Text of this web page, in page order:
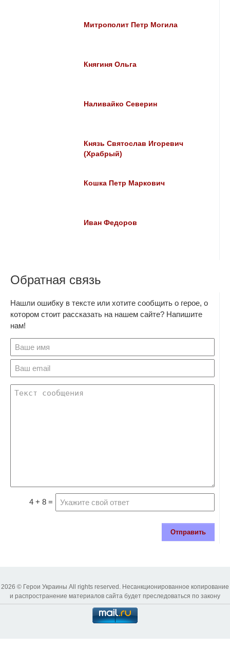
Митрополит Петр Могила
Княгиня Ольга
Наливайко Северин
Князь Святослав Игоревич
(Храбрый)
Кошка Петр Маркович
Иван Федоров
Обратная связь
Нашли ошибку в тексте или хотите сообщить о герое, о
котором стоит рассказать на нашем сайте? Напишите
нам!
4 + 8 =
Отправить
2026 © Герои Украины All rights reserved. Несанкционированное копирование
и распространение материалов сайта будет преследоваться по закону